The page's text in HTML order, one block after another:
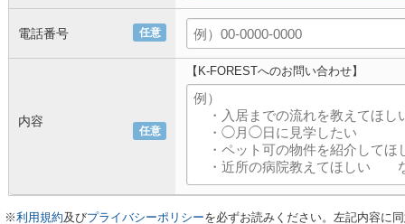
任意
電話番号
任意
内容
【K-FORESTへのお問い合わせ】
※利用規約及びプライバシーポリシーを必ずお読みください。左記内容に